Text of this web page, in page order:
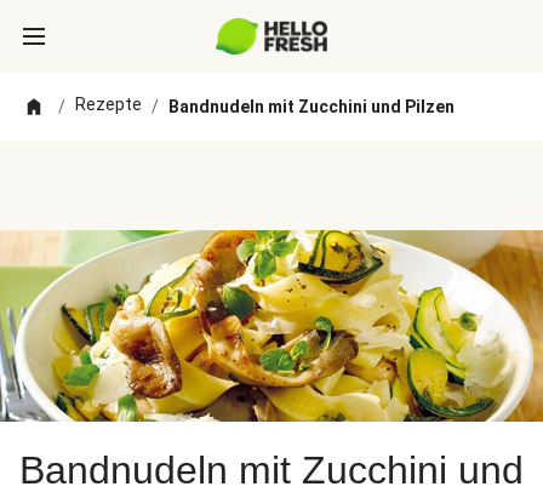
/ Rezepte / Bandnudeln mit Zucchini und Pilzen
Bandnudeln mit Zucchini und